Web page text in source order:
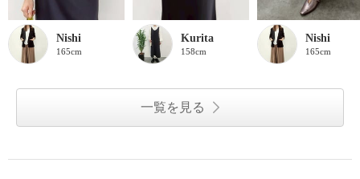
Nishi
165cm
Kurita
158cm
Nishi
165cm
一覧を見る